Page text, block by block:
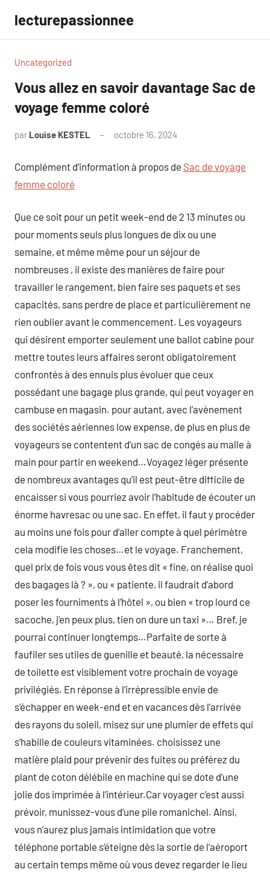
contenu
lecturepassionnee
Uncategorized
Vous allez en savoir davantage Sac de
voyage femme coloré
par Louise KESTEL octobre 16, 2024
Complément d’information à propos de Sac de voyage
femme coloré
Que ce soit pour un petit week-end de 2 13 minutes ou
pour moments seuls plus longues de dix ou une
semaine, et même même pour un séjour de
nombreuses , il existe des manières de faire pour
travailler le rangement, bien faire ses paquets et ses
capacités, sans perdre de place et particulièrement ne
rien oublier avant le commencement. Les voyageurs
qui désirent emporter seulement une ballot cabine pour
mettre toutes leurs affaires seront obligatoirement
confrontés à des ennuis plus évoluer que ceux
possédant une bagage plus grande, qui peut voyager en
cambuse en magasin. pour autant, avec l’avènement
des sociétés aériennes low expense, de plus en plus de
voyageurs se contentent d’un sac de congés au malle à
main pour partir en weekend…Voyagez léger présente
de nombreux avantages qu’il est peut-être difficile de
encaisser si vous pourriez avoir l’habitude de écouter un
énorme havresac ou une sac. En effet, il faut y procéder
au moins une fois pour d’aller compte à quel périmètre
cela modifie les choses…et le voyage. Franchement,
quel prix de fois vous vous êtes dit « fine, on réalise quoi
des bagages là ? », ou « patiente, il faudrait d’abord
poser les fourniments à l’hôtel », ou bien « trop lourd ce
sacoche, j’en peux plus, tien on dure un taxi »… Bref, je
pourrai continuer longtemps…Parfaite de sorte à
faufiler ses utiles de guenille et beauté, la nécessaire
de toilette est visiblement votre prochain de voyage
privilégiés. En réponse à l’irrépressible envie de
s’échapper en week-end et en vacances dès l’arrivée
des rayons du soleil, misez sur une plumier de effets qui
s’habille de couleurs vitaminées. choisissez une
matière plaid pour prévenir des fuites ou préférez du
plant de coton délébile en machine qui se dote d’une
jolie dos imprimée à l’intérieur.Car voyager c’est aussi
prévoir, munissez-vous d’une pile romanichel. Ainsi,
vous n’aurez plus jamais intimidation que votre
téléphone portable s’éteigne dès la sortie de l’aéroport
au certain temps même où vous devez regarder le lieu